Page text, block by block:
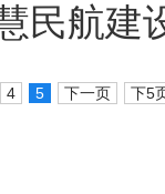
民航建
4 5 下一页 下5